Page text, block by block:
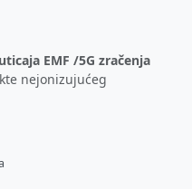
EMF /5G zračenja
nejonizujućeg